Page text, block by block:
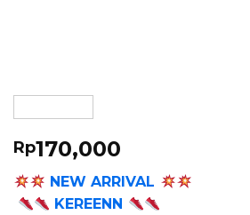
Rp170,000
NEW ARRIVAL
KEREENN